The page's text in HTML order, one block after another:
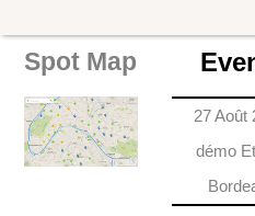
Spot Map
27 Août
démo